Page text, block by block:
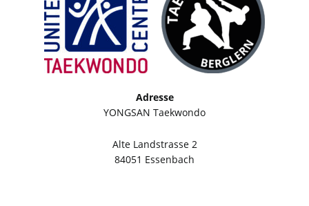
Adresse
YONGSAN Taekwondo
Alte Landstrasse 2
84051 Essenbach